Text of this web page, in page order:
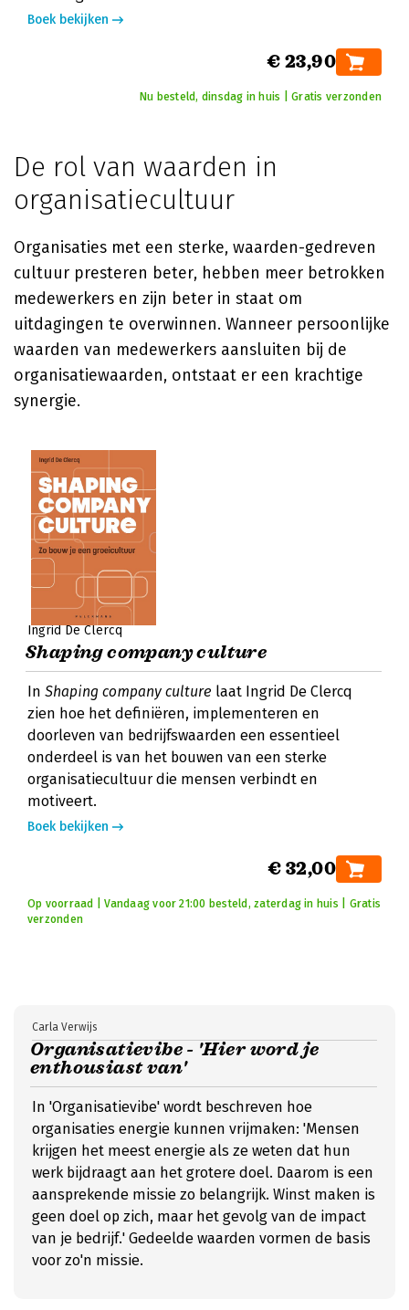
Boek bekijken
€ 23,90
Nu besteld, dinsdag in huis | Gratis verzonden
De rol van waarden in
organisatiecultuur
Organisaties met een sterke, waarden-gedreven
cultuur presteren beter, hebben meer betrokken
medewerkers en zijn beter in staat om
uitdagingen te overwinnen. Wanneer persoonlijke
waarden van medewerkers aansluiten bij de
organisatiewaarden, ontstaat er een krachtige
synergie.
Ingrid De Clercq
Shaping company culture
In Shaping company culture laat Ingrid De Clercq
zien hoe het definiëren, implementeren en
doorleven van bedrijfswaarden een essentieel
onderdeel is van het bouwen van een sterke
organisatiecultuur die mensen verbindt en
motiveert.
Boek bekijken
€ 32,00
Op voorraad | Vandaag voor 21:00 besteld, zaterdag in huis | Gratis
verzonden
Organisatievibe - 'Hier word je
enthousiast van'
Carla Verwijs
In 'Organisatievibe' wordt beschreven hoe
organisaties energie kunnen vrijmaken: 'Mensen
krijgen het meest energie als ze weten dat hun
werk bijdraagt aan het grotere doel. Daarom is een
aansprekende missie zo belangrijk. Winst maken is
geen doel op zich, maar het gevolg van de impact
van je bedrijf.' Gedeelde waarden vormen de basis
voor zo'n missie.